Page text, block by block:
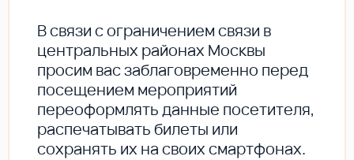
В cвязи с ограничением связи в
центральных районах Москвы
просим вас заблаговременно перед
посещением мероприятий
переоформлять данные посетителя,
распечатывать билеты или
сохранять их на своих смартфонах.